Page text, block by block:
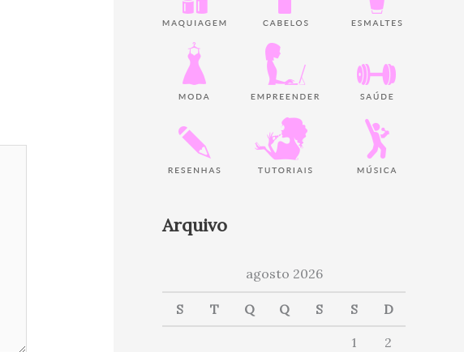
Arquivo
agosto 2026
S T Q Q S S D
1
2